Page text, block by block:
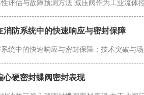
评估与故障预测方法 减压阀作为工业流体
消防系统中的快速响应与密封保障
统中的快速响应与密封保障：技术突破与
心硬密封蝶阀密封表现